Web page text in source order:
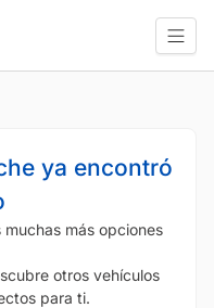
ya encontró
más opciones
otros vehículos
para ti.